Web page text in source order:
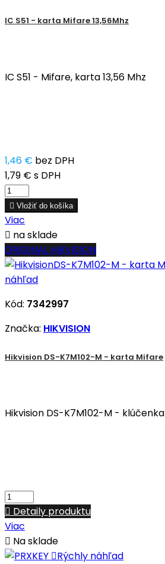
IC S51 - karta Mifare 13,56Mhz
IC S51 - Mifare, karta 13,56 Mhz
1,46 € bez DPH
1,79 € s DPH
 Vložiť do košíka
Viac
 na sklade
ORIGINAL HIKVISION
náhľad
Kód: 7342997
Značka: HIKVISION
Hikvision DS-K7M102-M - karta Mifare
Hikvision DS-K7M102-M - klúčenka
 Detaily produktu
Viac
 Na sklade
Rýchly náhľad